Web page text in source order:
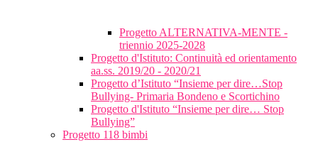
Progetto ALTERNATIVA-MENTE -
triennio 2025-2028
Progetto d'Istituto: Continuità ed orientamento
aa.ss. 2019/20 - 2020/21
Progetto d’Istituto “Insieme per dire…Stop
Bullying- Primaria Bondeno e Scortichino
Progetto d'Istituto “Insieme per dire… Stop
Bullying”
Progetto 118 bimbi